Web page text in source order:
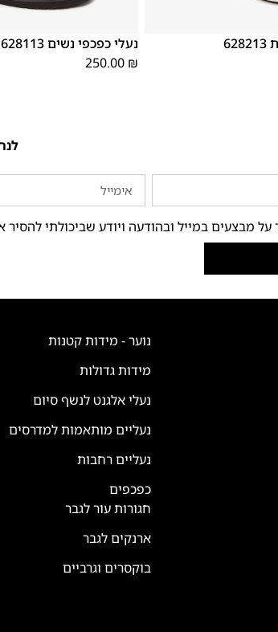
נעלי כפכפי נשים 628113
250.00 ₪
על מבצעים במייל ובהודעה ויודע שביכולתי
נוער - מידות קטנות
מידות גדולות
נעלי אלגנט לנשף סיום
נעליים מותאמות למדרסים
נעליים רחבות
כפכפים
חגורות עור לגבר
ארנקים לגבר
בוקסרים וגרביים